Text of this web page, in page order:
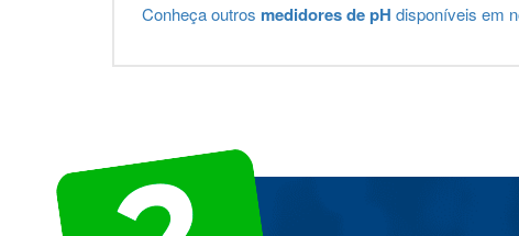
Conheça outros medidores de pH disponíveis em